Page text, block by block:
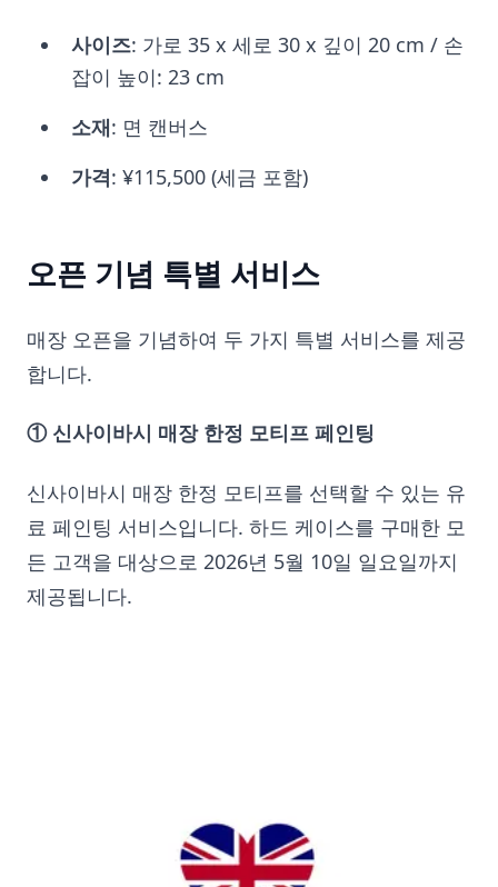
사이즈: 가로 35 x 세로 30 x 깊이 20 cm / 손
잡이 높이: 23 cm
소재: 면 캔버스
가격: ¥115,500 (세금 포함)
오픈 기념 특별 서비스
매장 오픈을 기념하여 두 가지 특별 서비스를 제공
합니다.
① 신사이바시 매장 한정 모티프 페인팅
신사이바시 매장 한정 모티프를 선택할 수 있는 유
료 페인팅 서비스입니다. 하드 케이스를 구매한 모
든 고객을 대상으로 2026년 5월 10일 일요일까지
제공됩니다.